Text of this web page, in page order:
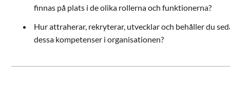
finnas på plats i de olika rollerna och funktionerna?
Hur attraherar, rekryterar, utvecklar och behåller du
dessa kompetenser i organisationen?